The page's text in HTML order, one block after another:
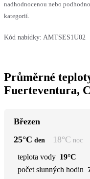
nadhodnocenou nebo
kategorií.
Kód nabídky: AMTSES1U02
Průměrné
Fuerteventura,
Březen
25°C den 18°C noc
teplota vody 19°C
počet slunných hodin